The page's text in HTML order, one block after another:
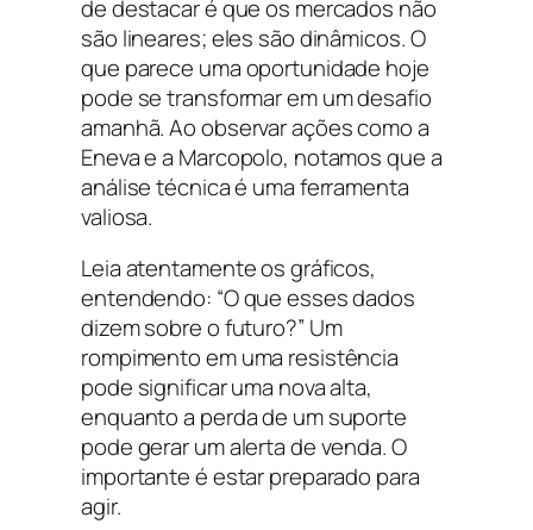
de destacar é que os mercados não
são lineares; eles são dinâmicos. O
que parece uma oportunidade hoje
pode se transformar em um desafio
amanhã. Ao observar ações como a
Eneva e a Marcopolo, notamos que a
análise técnica é uma ferramenta
valiosa.
Leia atentamente os gráficos,
entendendo: “O que esses dados
dizem sobre o futuro?” Um
rompimento em uma resistência
pode significar uma nova alta,
enquanto a perda de um suporte
pode gerar um alerta de venda. O
importante é estar preparado para
agir.